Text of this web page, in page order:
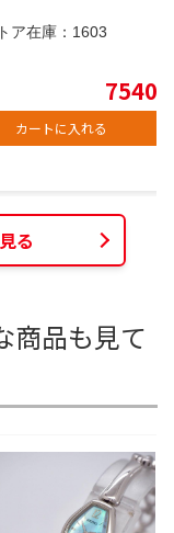
ア在庫： 1603
7540
カートに入れる
る
商品も見て